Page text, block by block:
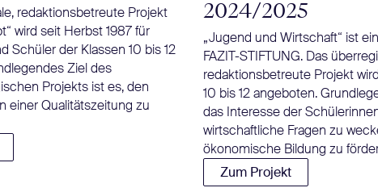
redaktionsbetreute Projekt
wird seit Herbst 1987 für
Schüler der Klassen 10 bis 12
Ziel des
Projekts ist es, den
einer Qualitätszeitung zu
2024/2025
„Jugend und Wirtschaft“ ist
FAZIT-STIFTUNG. Das
redaktionsbetreute Projekt
10 bis 12 angeboten.
das Interesse der
wirtschaftliche Fragen zu
ökonomische Bildung zu
Zum Projekt